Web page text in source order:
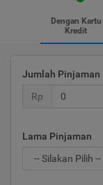
Dengan Kartu
Kredit
Jumlah Pinjaman
Rp
Lama Pinjaman